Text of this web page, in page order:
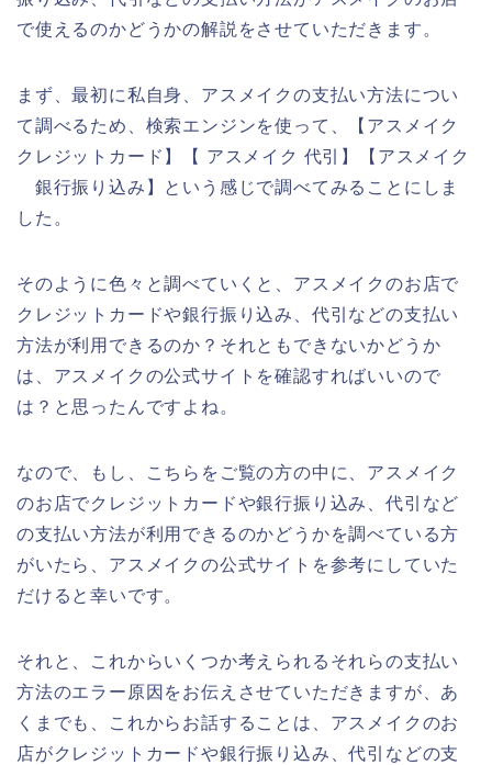
で使えるのかどうかの解説をさせていただきます。
まず、最初に私自身、アスメイクの支払い方法につい
て調べるため、検索エンジンを使って、【アスメイク
クレジットカード】【 アスメイク 代引】【アスメイク
銀行振り込み】という感じで調べてみることにしま
した。
そのように色々と調べていくと、アスメイクのお店で
クレジットカードや銀行振り込み、代引などの支払い
方法が利用できるのか？それともできないかどうか
は、アスメイクの公式サイトを確認すればいいので
は？と思ったんですよね。
なので、もし、こちらをご覧の方の中に、アスメイク
のお店でクレジットカードや銀行振り込み、代引など
の支払い方法が利用できるのかどうかを調べている方
がいたら、アスメイクの公式サイトを参考にしていた
だけると幸いです。
それと、これからいくつか考えられるそれらの支払い
方法のエラー原因をお伝えさせていただきますが、あ
くまでも、これからお話することは、アスメイクのお
店がクレジットカードや銀行振り込み、代引などの支